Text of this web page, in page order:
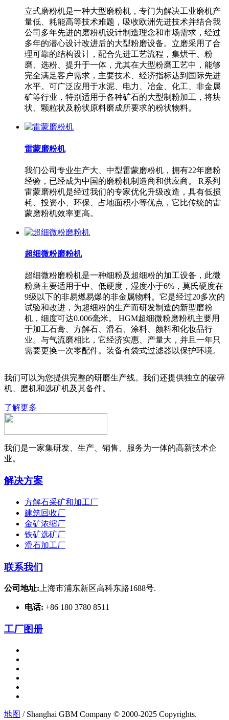
立式磨粉机是一种大型磨粉机，专门为解决工业磨机产
量低、耗能高等技术难题，吸收欧洲先进技术并结合我
公司多年先进的磨粉机设计制造理念和市场需求，经过
多年的潜心设计改进后的大型粉磨设备。立磨采用了合
理可靠的结构设计，配合先进工艺流程，集烘干、粉
磨、选粉、提升于一体，尤其在大型粉磨工艺中，能够
完全满足客户需求，主要技术、经济指标达到国际先进
水平。可广泛应用于水泥、电力、冶金、化工、非金属
矿等行业，特别适用于各种矿石的大型制粉加工，将块
状、颗粒状及粉状原料磨成所要求的粉状物料。
雷蒙磨粉机
我们公司专业生产大、中型雷蒙磨粉机，拥有22年磨粉
经验，已经成为中国的磨粉机制造商和供应商。 R系列
雷蒙磨粉机是经过我们的专家优化升级改造，具有低损
耗、投资小、环保、占地面积小等优点，它比传统的雷
蒙磨粉机效率更高。
超细微粉磨粉机
超细微粉磨粉机是一种细粉及超细粉的加工设备，此微
粉磨主要适用于中、低硬度，湿度小于6%，莫氏硬度在
9级以下的非易燃易爆的非金属物料。它是经过20多次的
试验和改进，为超细粉的生产而研发制造的新型磨粉
机，细度可达0.006毫米。 HGM超细微粉磨粉机主要用
于加工石膏、方解石、滑石、涂料、颜料和化妆品行
业。与气流磨相比，它经济实惠、产量大，并且一年只
需要更换一次零配件。装备有袋式过滤器以保护环境。
我们可以为您提供完整的研磨生产线。我们还提供独立的破碎
机、磨机和选矿机及其备件。
了解更多
我们是一家集研发、生产、销售、服务为一体的高新技术企
业。
解决方案
方解石采矿和加工厂
建筑回收厂
金矿浓缩厂
铁矿选矿厂
滑石加工厂
联系我们
公司地址: 上海市浦东新区高科东路1688号.
电话: +86 180 3780 8511
工厂图册
地图 / Shanghai GBM Company © 2000-2025 Copyrights.